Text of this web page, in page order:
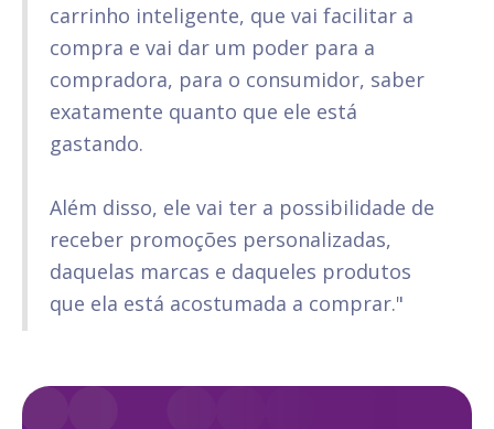
carrinho inteligente, que vai facilitar a
compra e vai dar um poder para a
compradora, para o consumidor, saber
exatamente quanto que ele está
gastando.
Além disso, ele vai ter a possibilidade de
receber promoções personalizadas,
daquelas marcas e daqueles produtos
que ela está acostumada a comprar."